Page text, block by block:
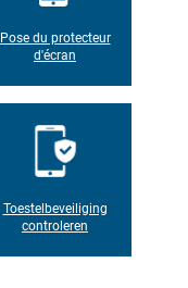
Pose du protecteur
d'écran
Toestelbeveiliging
controleren